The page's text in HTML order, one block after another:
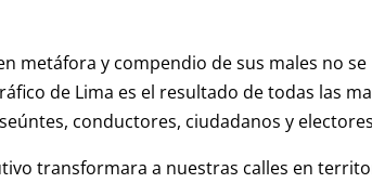
metáfora y compendio de sus males no se
de Lima es el resultado de todas las
conductores, ciudadanos y
transformara a nuestras calles en